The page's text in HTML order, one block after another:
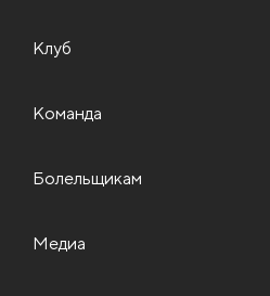
Клуб
Команда
Болельщикам
Медиа